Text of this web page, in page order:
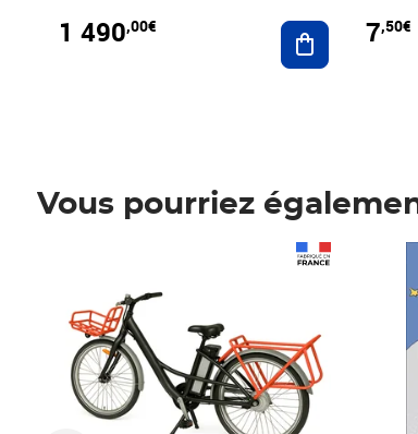
1 490,00€ Ajouter au
7,50€
Vous pourriez
Prix